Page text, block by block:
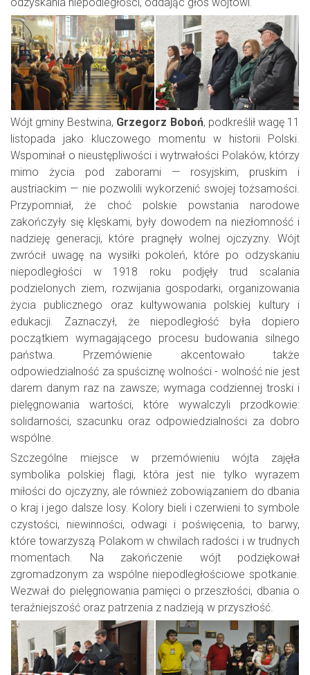
Wójt gminy Bestwina, Grzegorz Boboń, podkreślił wagę 11
listopada jako kluczowego momentu w historii Polski.
Wspominał o nieustępliwości i wytrwałości Polaków, którzy
mimo życia pod zaborami — rosyjskim, pruskim i
austriackim — nie pozwolili wykorzenić swojej tożsamości.
Przypomniał, że choć polskie powstania narodowe
zakończyły się klęskami, były dowodem na niezłomność i
nadzieję generacji, które pragnęły wolnej ojczyzny. Wójt
zwrócił uwagę na wysiłki pokoleń, które po odzyskaniu
niepodległości w 1918 roku podjęły trud scalania
podzielonych ziem, rozwijania gospodarki, organizowania
życia publicznego oraz kultywowania polskiej kultury i
edukacji. Zaznaczył, że niepodległość była dopiero
początkiem wymagającego procesu budowania silnego
państwa. Przemówienie akcentowało także
odpowiedzialność za spuściznę wolności - wolność nie jest
darem danym raz na zawsze; wymaga codziennej troski i
pielęgnowania wartości, które wywalczyli przodkowie:
solidarności, szacunku oraz odpowiedzialności za dobro
wspólne.
Szczególne miejsce w przemówieniu wójta zajęła
symbolika polskiej flagi, która jest nie tylko wyrazem
miłości do ojczyzny, ale również zobowiązaniem do dbania
o kraj i jego dalsze losy. Kolory bieli i czerwieni to symbole
czystości, niewinności, odwagi i poświęcenia, to barwy,
które towarzyszą Polakom w chwilach radości i w trudnych
momentach. Na zakończenie wójt podziękował
zgromadzonym za wspólne niepodległościowe spotkanie.
Wezwał do pielęgnowania pamięci o przeszłości, dbania o
teraźniejszość oraz patrzenia z nadzieją w przyszłość.